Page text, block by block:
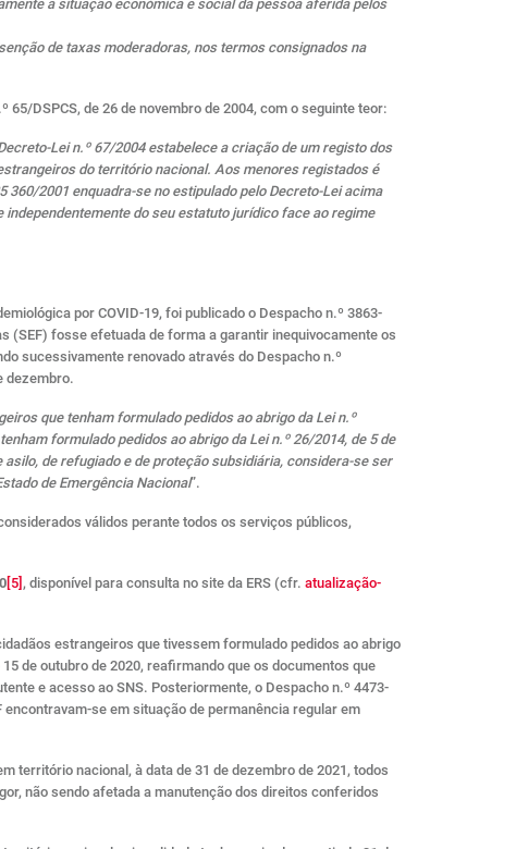
a situação económica e social da pessoa aferida pelos
de taxas moderadoras, nos termos consignados na
DSPCS, de 26 de novembro de 2004, com o seguinte teor:
Lei n.º 67/2004 estabelece a criação de um registo dos
do território nacional. Aos menores registados é
2001 enquadra-se no estipulado pelo Decreto-Lei acima
do seu estatuto jurídico face ao regime
por COVID-19, foi publicado o Despacho n.º 3863-
(SEF) fosse efetuada de forma a garantir inequivocamente os
sucessivamente renovado através do Despacho n.º
dezembro.
que tenham formulado pedidos ao abrigo da Lei n.º
formulado pedidos ao abrigo da Lei n.º 26/2014, de 5 de
de refugiado e de proteção subsidiária, considera-se ser
de Emergência Nacional”.
válidos perante todos os serviços públicos,
[5] , disponível para consulta no site da ERS (cfr. atualização-
estrangeiros que tivessem formulado pedidos ao abrigo
de outubro de 2020, reafirmando que os documentos que
e acesso ao SNS. Posteriormente, o Despacho n.º 4473-
se em situação de permanência regular em
território nacional, à data de 31 de dezembro de 2021, todos
não sendo afetada a manutenção dos direitos conferidos